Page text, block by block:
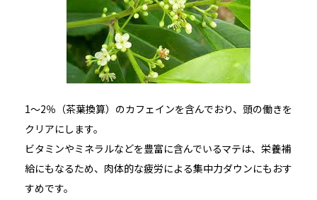
1～2％（茶葉換算）のカフェインを含んでおり、頭の働きを
クリアにします。
ビタミンやミネラルなどを豊富に含んでいるマテは、栄養補
給にもなるため、肉体的な疲労による集中力ダウンにもおす
すめです。